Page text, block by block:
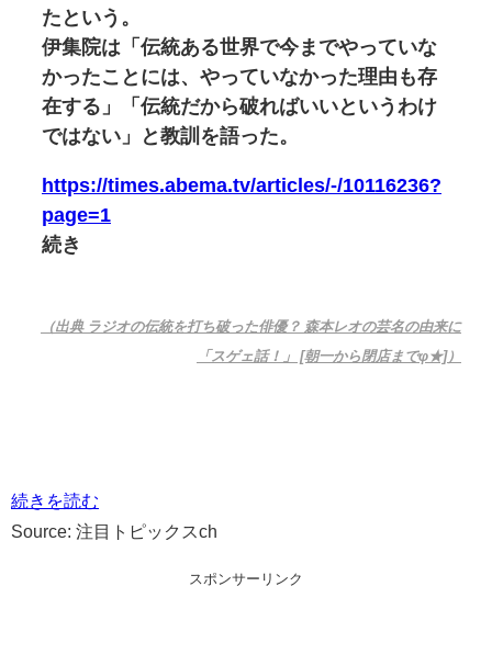
たという。
伊集院は「伝統ある世界で今までやっていな
かったことには、やっていなかった理由も存
在する」「伝統だから破ればいいというわけ
ではない」と教訓を語った。
https://times.abema.tv/articles/-/10116236?
page=1
続き
（出典 ラジオの伝統を打ち破った俳優？ 森本レオの芸名の由来に
「スゲェ話！」 [朝一から閉店までφ★]）
続きを読む
Source: 注目トピックスch
スポンサーリンク